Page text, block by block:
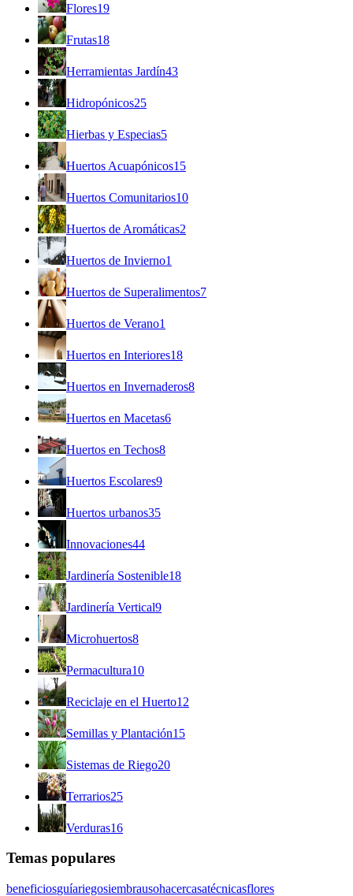
Flores19
Frutas18
Herramientas Jardín43
Hidropónicos25
Hierbas y Especias5
Huertos Acuapónicos15
Huertos Comunitarios10
Huertos de Aromáticas2
Huertos de Invierno1
Huertos de Superalimentos7
Huertos de Verano1
Huertos en Interiores18
Huertos en Invernaderos8
Huertos en Macetas6
Huertos en Techos8
Huertos Escolares9
Huertos urbanos35
Innovaciones44
Jardinería Sostenible18
Jardinería Vertical9
Microhuertos8
Permacultura10
Reciclaje en el Huerto12
Semillas y Plantación15
Sistemas de Riego20
Terrarios25
Verduras16
Temas populares
beneficiosguíariegosiembrausohacercasatécnicasflores